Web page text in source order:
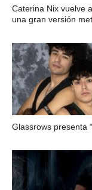
Caterina Nix vuelve
una gran versión
Glassrows presenta